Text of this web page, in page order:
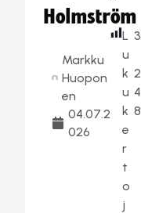
Holmström
Markku
Huopon
en
04.07.2
026
L
u
k
u
k
e
r
t
o
j
3
2
4
8